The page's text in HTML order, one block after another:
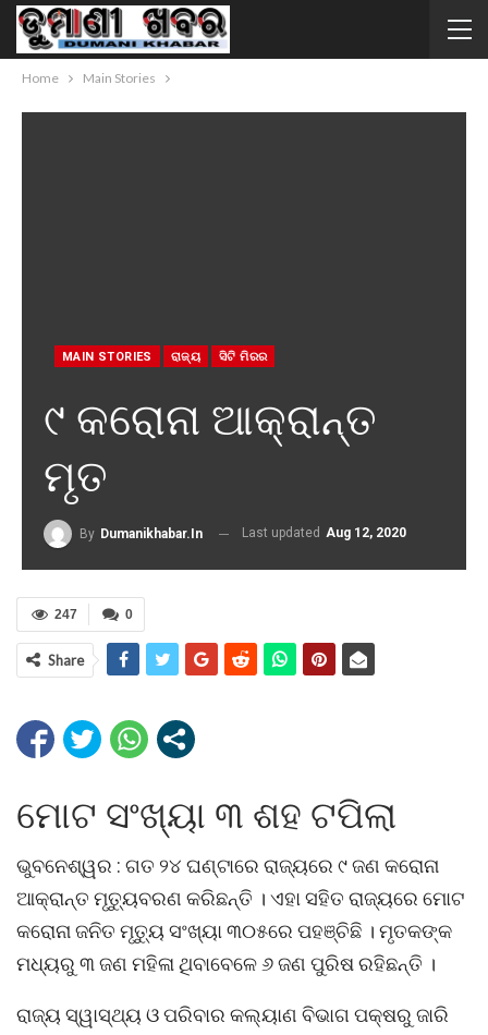
Home Main Stories
MAIN STORIES ରାଜ୍ୟ ସିଟି ମିରର
୯ କରୋନା ଆକ୍ରାନ୍ତ
ମୃତ
By Dumanikhabar.in Last updated Aug 12, 2020
0
247
Share
ମୋଟ ସଂଖ୍ୟା ୩ ଶହ ଟପିଲା
ଭୁବନେଶ୍ୱର : ଗତ ୨୪ ଘଣ୍ଟାରେ ରାଜ୍ୟରେ ୯ ଜଣ କରୋନା
ଆକ୍ରାନ୍ତ ମୃତ୍ୟୁବରଣ କରିଛନ୍ତି । ଏହା ସହିତ ରାଜ୍ୟରେ ମୋଟ
କରୋନା ଜନିତ ମୃତ୍ୟୁ ସଂଖ୍ୟା ୩୦୫ରେ ପହଞ୍ଚିଛି । ମୃତକଙ୍କ
ମଧ୍ୟରୁ ୩ ଜଣ ମହିଳା ଥିବାବେଳେ ୬ ଜଣ ପୁରିଷ ରହିଛନ୍ତି ।
ରାଜ୍ୟ ସ୍ୱାସ୍ଥ୍ୟ ଓ ପରିବାର କଲ୍ୟାଣ ବିଭାଗ ପକ୍ଷରୁ ଜାରି